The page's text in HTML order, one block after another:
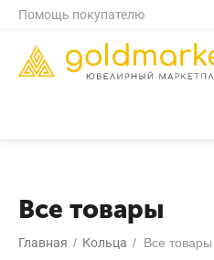
Помощь покупателю
Все товары
Главная / Кольца / Все товары